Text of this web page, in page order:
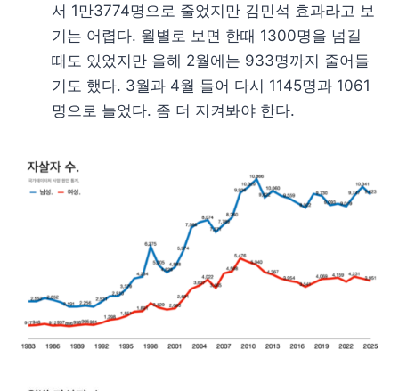
서 1만3774명으로 줄었지만 김민석 효과라고 보
기는 어렵다. 월별로 보면 한때 1300명을 넘길
때도 있었지만 올해 2월에는 933명까지 줄어들
기도 했다. 3월과 4월 들어 다시 1145명과 1061
명으로 늘었다. 좀 더 지켜봐야 한다.